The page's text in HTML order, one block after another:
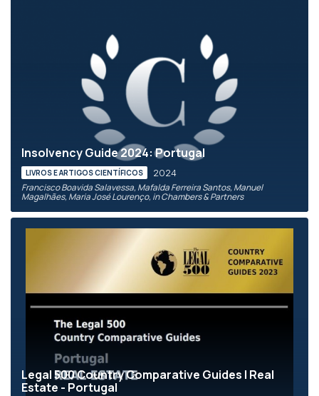
Insolvency Guide 2024: Portugal
LIVROS E ARTIGOS CIENTÍFICOS 2024
Francisco Boavida Salavessa, Mafalda Ferreira Santos, Manuel
Magalhães, Maria José Lourenço, in Chambers & Partners
Legal 500 Country Comparative Guides | Real
Estate - Portugal